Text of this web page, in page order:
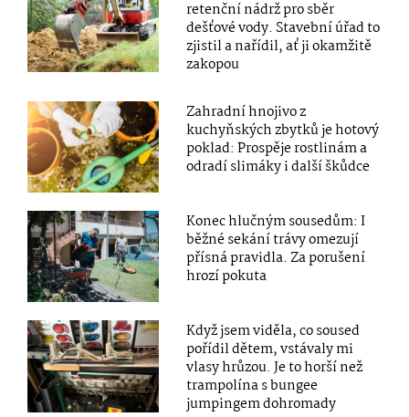
retenční nádrž pro sběr
dešťové vody. Stavební úřad to
zjistil a nařídil, ať ji okamžitě
zakopou
Zahradní hnojivo z
kuchyňských zbytků je hotový
poklad: Prospěje rostlinám a
odradí slimáky i další škůdce
Konec hlučným sousedům: I
běžné sekání trávy omezují
přísná pravidla. Za porušení
hrozí pokuta
Když jsem viděla, co soused
pořídil dětem, vstávaly mi
vlasy hrůzou. Je to horší než
trampolína s bungee
jumpingem dohromady